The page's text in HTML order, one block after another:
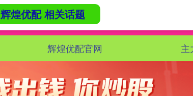
辉煌优配官网 主
辉煌优配 相关话题